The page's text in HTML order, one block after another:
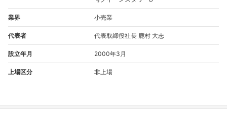
業界 小売業
代表者 代表取締役社長 鹿村 大志
設立年月 2000年3月
上場区分 非上場